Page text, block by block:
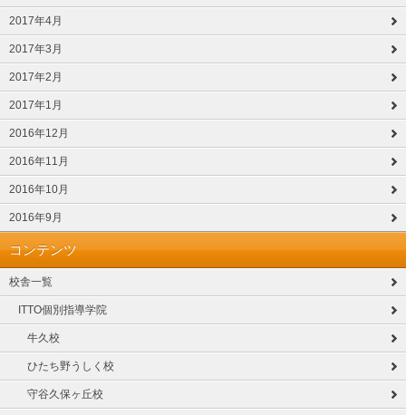
2017年4月
2017年3月
2017年2月
2017年1月
2016年12月
2016年11月
2016年10月
2016年9月
コンテンツ
校舎一覧
ITTO個別指導学院
牛久校
ひたち野うしく校
守谷久保ヶ丘校